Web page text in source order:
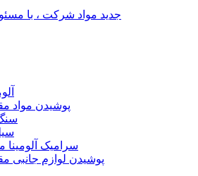
پوشیدن مواد
سرامیک آلومینا
پوشیدن لوازم جانبی